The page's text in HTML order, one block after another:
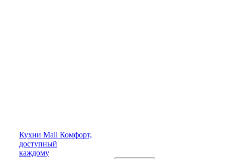
Кухни Mall Комфорт,
доступный
каждому